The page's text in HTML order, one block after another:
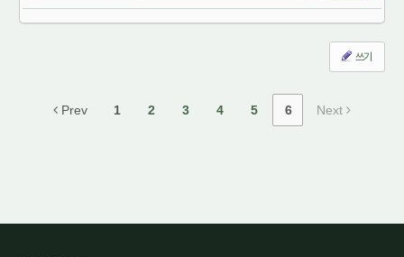
쓰기
Prev 1 2 3 4 5 6 Next